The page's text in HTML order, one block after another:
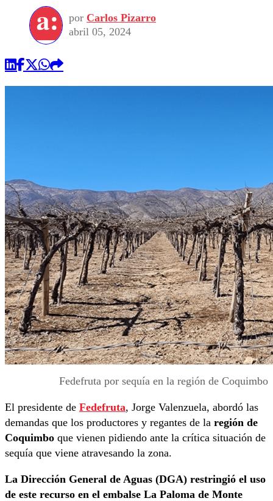
por Carlos Pizarro
abril 05, 2024
Fedefruta por sequía en la región de Coquimbo
El presidente de Fedefruta, Jorge Valenzuela, abordó las
demandas que los productores y regantes de la región de
Coquimbo que vienen pidiendo ante la crítica situación de
sequía que viene atravesando la zona.
La Dirección General de Aguas (DGA) restringió el uso
de este recurso en el embalse La Paloma de Monte